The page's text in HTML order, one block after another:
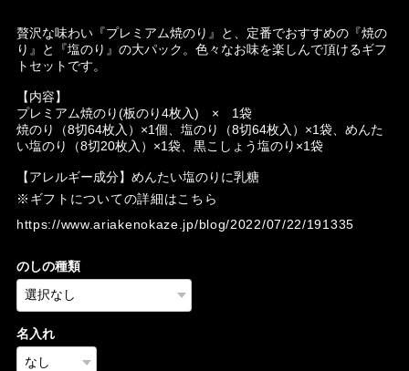
贅沢な味わい『プレミアム焼のり』と、定番でおすすめの『焼の
り』と『塩のり』の大パック。色々なお味を楽しんで頂けるギフ
トセットです。
【内容】
プレミアム焼のり(板のり4枚入) × 1袋
焼のり（8切64枚入）×1個、塩のり（8切64枚入）×1袋、めんた
い塩のり（8切20枚入）×1袋、黒こしょう塩のり×1袋
【アレルギー成分】めんたい塩のりに乳糖
※ギフトについての詳細はこちら
https://www.ariakenokaze.jp/blog/2022/07/22/191335
のしの種類
名入れ